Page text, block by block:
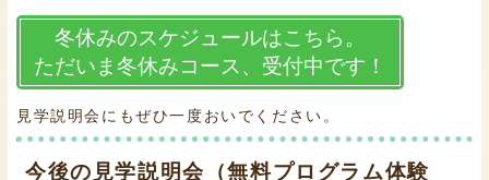
冬休みのスケジュールはこちら。
ただいま冬休みコース、受付中です！
見学説明会にもぜひ一度おいでください。
今後の見学説明会（無料プログラム体験